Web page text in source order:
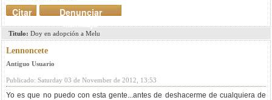
Denunciar
mensaje
Citar
Titulo: Doy en adopción a Melu
Lennoncete
Antiguo Usuario
Publicado: Saturday 03 de November de 2012, 13:53
Yo es que no puedo con esta gente...antes de deshacerme de cualquiera de